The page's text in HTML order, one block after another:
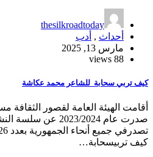
thesilkroadtoday
أحداث , أدب
مارس 13, 2025
88 views
كيف تربي سحابة للشاعر محمد عكاشة
أقامت الهيئة العامة لقصور الثقافة
صدرت عام 2023/2024
كيف تربيسحابة…